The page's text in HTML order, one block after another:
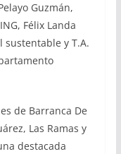
Guzmán,
Félix Landa
sustentable y T.A.
de Barranca De
Las Ramas y
destacada